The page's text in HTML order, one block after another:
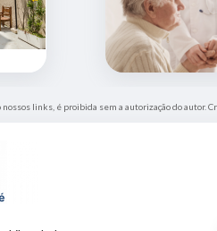
links, é proibida sem a autorização do autor.